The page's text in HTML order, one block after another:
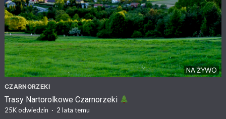
NA ŻYWO
CZARNORZEKI
Trasy Nartorolkowe Czarnorzeki
25Kodwiedzin · 2 lata temu